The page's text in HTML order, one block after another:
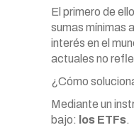
El primero de
sumas mínimas
interés en el
actuales no
¿Cómo
Mediante un
bajo: los ETFs.